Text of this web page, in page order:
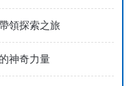
領探索之旅
神奇力量